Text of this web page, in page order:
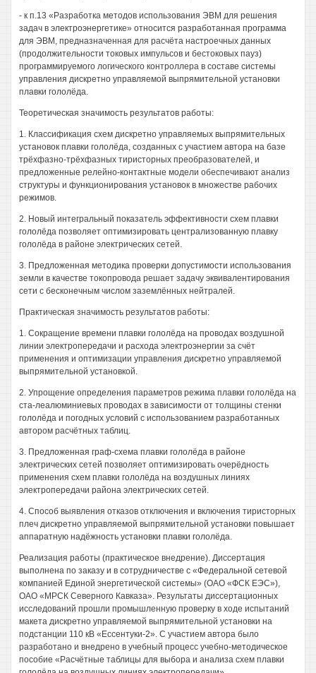
- к п.13 «Разработка методов использования ЭВМ для решения
задач в электроэнергетике» относится разработанная программа
для ЭВМ, предназначенная для расчёта настроечных данных
(продолжительности токовых импульсов и бестоковых пауз)
программируемого логического контроллера в составе системы
управления дискретно управляемой выпрямительной установки
плавки гололёда.
Теоретическая значимость результатов работы:
1. Классификация схем дискретно управляемых выпрямительных
установок плавки гололёда, созданных с участием автора на базе
трёхфазно-трёхфазных тиристорных преобразователей, и
предложенные релейно-контактные модели обеспечивают анализ
структуры и функционирования установок в множестве рабочих
режимов.
2. Новый интегральный показатель эффективности схем плавки
гололёда позволяет оптимизировать централизованную плавку
гололёда в районе электрических сетей.
3. Предложенная методика проверки допустимости использования
земли в качестве токопровода решает задачу эквивалентирования
сети с бесконечным числом заземлённых нейтралей.
Практическая значимость результатов работы:
1. Сокращение времени плавки гололёда на проводах воздушной
линии электропередачи и расхода электроэнергии за счёт
применения и оптимизации управления дискретно управляемой
выпрямительной установкой.
2. Упрощение определения параметров режима плавки гололёда на
ста-леалюминиевых проводах в зависимости от толщины стенки
гололёда и погодных условий с использованием разработанных
автором расчётных таблиц.
3. Предложенная граф-схема плавки гололёда в районе
электрических сетей позволяет оптимизировать очерёдность
применения схем плавки гололёда на воздушных линиях
электропередачи района электрических сетей.
4. Способ выявления отказов отключения и включения тиристорных
плеч дискретно управляемой выпрямительной установки повышает
аппаратную надёжность установки плавки гололёда.
Реализация работы (практическое внедрение). Диссертация
выполнена по заказу и в сотрудничестве с «Федеральной сетевой
компанией Единой энергетической системы» (ОАО «ФСК ЕЭС»),
ОАО «МРСК Северного Кавказа». Результаты диссертационных
исследований прошли промышленную проверку в ходе испытаний
макета дискретно управляемой выпрямительной установки на
подстанции 110 кВ «Ессентуки-2». С участием автора было
разработано и внедрено в учебный процесс учебно-методическое
пособие «Расчётные таблицы для выбора и анализа схем плавки